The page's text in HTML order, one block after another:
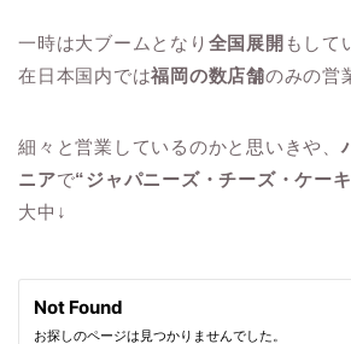
一時は大ブームとなり 全国展開 もして
在日本国内では福岡の数店舗のみの営
細々と営業しているのかと思いきや、
ニアで“ジャパニーズ・チーズ・ケー
大中↓